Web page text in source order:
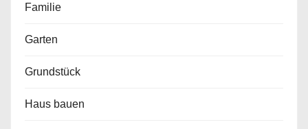
Familie
Garten
Grundstück
Haus bauen